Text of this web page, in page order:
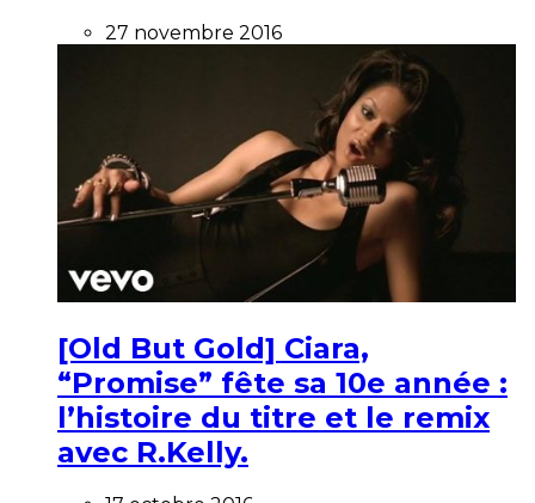
27 novembre 2016
[Old But Gold] Ciara,
“Promise” fête sa 10e année :
l’histoire du titre et le remix
avec R.Kelly.